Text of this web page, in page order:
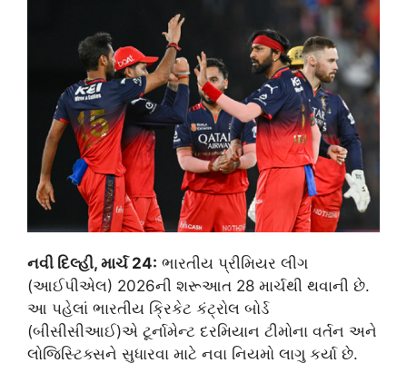
નવી દિલ્હી, માર્ચ 24: ભારતીય પ્રીમિયર લીગ
(આઈપીએલ) 2026ની શરૂઆત 28 માર્ચથી થવાની છે.
આ પહેલાં ભારતીય ક્રિકેટ કંટ્રોલ બોર્ડ
(બીસીસીઆઈ)એ ટૂર્નામેન્ટ દરમિયાન ટીમોના વર્તન અને
લોજિસ્ટિક્સને સુધારવા માટે નવા નિયમો લાગુ કર્યા છે.